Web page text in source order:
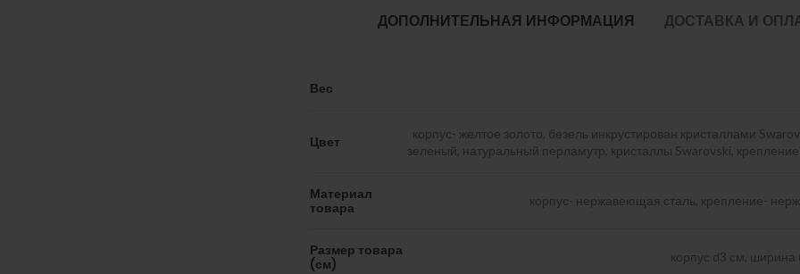
ДОПОЛНИТЕЛЬНАЯ ИНФОРМАЦИЯ ДОСТАВКА И
Вес
Цвет
корпус- желтое золото, безель инкрустирован кристаллами
зеленый, натуральный перламутр, кристаллы Swarovski,
Материал
товара
корпус- нержавеющая сталь, крепление-
Размер товара
(см)
корпус d3 см, ширина